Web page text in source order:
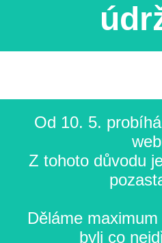
Od 10. 5.
Z tohoto důvodu
Děláme
byli co